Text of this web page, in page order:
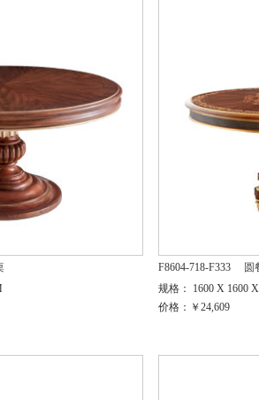
F8604-718-F333
圆
规格： 1600 X 1600
价格：￥24,609